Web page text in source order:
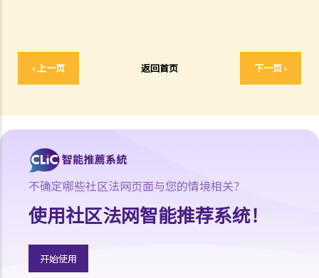
‹ 上一页 返回首页 下一页 ›
构会否在其资料库中删除我的信贷资料？
8. 让已结束帐户的资料继续保留在信贷资料服务机构的资料库内，有无
9. 假若我向银行借了税务贷款，但已在2003年1月 (即实务守则中的有关
条文在2003年6月2日生效之前) 全数清还这笔贷款，而我亦持有该银行
的信用咭多年并一直使用至今。银行可否于2003年6月2日之后，向信贷
数据服务机构提供上述所有帐户的数据？
10. 如我宣布破产，信贷资料服务机构会否于资料库中删除我的信贷资
料？如我没有宣布破产但已参与了个人自愿安排 (即法庭认可的债务重
组协议)，情况会否不同?
11. 我的信贷资料会否受到任何保护，以防止信贷提供者作出不当查
不确定哪些社区法网页面与您的情境相关？
使用社区法网智能推荐系统！
开始使用